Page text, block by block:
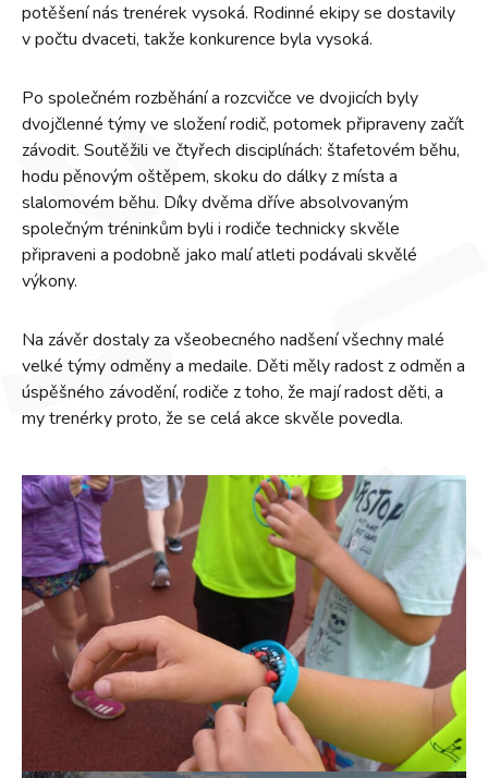
potěšení nás trenérek vysoká. Rodinné ekipy se dostavily
v počtu dvaceti, takže konkurence byla vysoká.
Po společném rozběhání a rozcvičce ve dvojicích byly
dvojčlenné týmy ve složení rodič, potomek připraveny začít
závodit. Soutěžili ve čtyřech disciplínách: štafetovém běhu,
hodu pěnovým oštěpem, skoku do dálky z místa a
slalomovém běhu. Díky dvěma dříve absolvovaným
společným tréninkům byli i rodiče technicky skvěle
připraveni a podobně jako malí atleti podávali skvělé
výkony.
Na závěr dostaly za všeobecného nadšení všechny malé
velké týmy odměny a medaile. Děti měly radost z odměn a
úspěšného závodění, rodiče z toho, že mají radost děti, a
my trenérky proto, že se celá akce skvěle povedla.